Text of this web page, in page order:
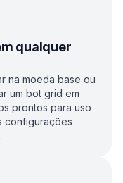
qualquer
na moeda base ou
um bot grid em
prontos para uso
configurações